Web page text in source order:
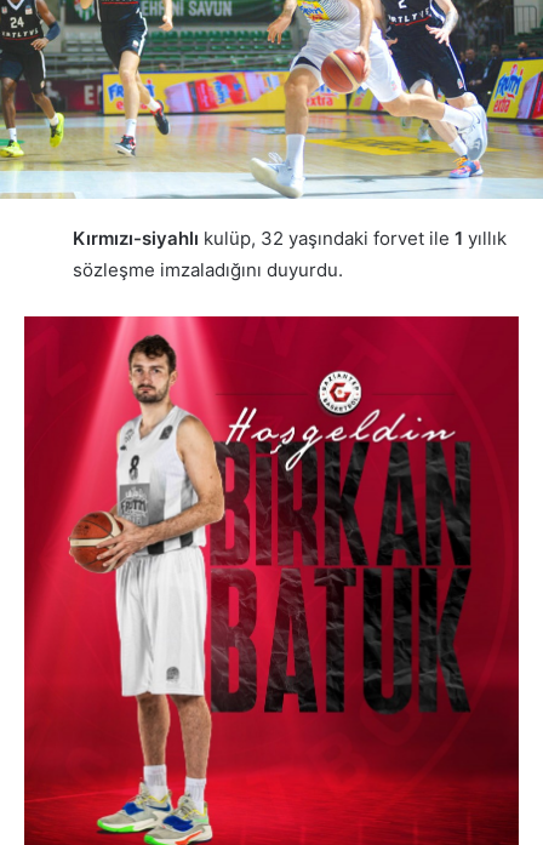
Kırmızı-siyahlı kulüp, 32 yaşındaki forvet ile 1 yıllık
sözleşme imzaladığını duyurdu.